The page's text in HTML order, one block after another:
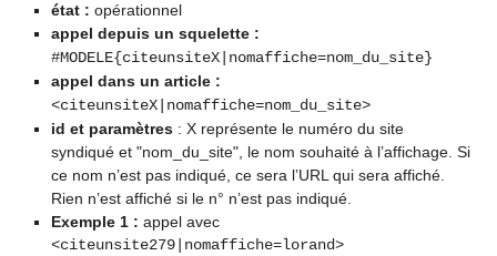
état : opérationnel
appel depuis un squelette :
#MODELE{citeunsiteX|nomaffiche=nom_du_site}
appel dans un article :
<citeunsiteX|nomaffiche=nom_du_site>
id et paramètres: X représente le numéro du site
syndiqué et "nom_du_site", le nom souhaité à l’affichage. Si
ce nom n’est pas indiqué, ce sera l’URL qui sera affiché.
Rien n’est affiché si le n° n’est pas indiqué.
Exemple 1 : appel avec
<citeunsite279|nomaffiche=lorand>